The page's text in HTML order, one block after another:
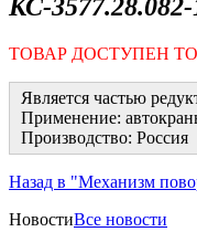
КС-3577.28.082-
ТОВАР ДОСТУПЕН
Является частью
Применение:
Производство: Россия
Назад в "Механизм
НовостиВсе новости